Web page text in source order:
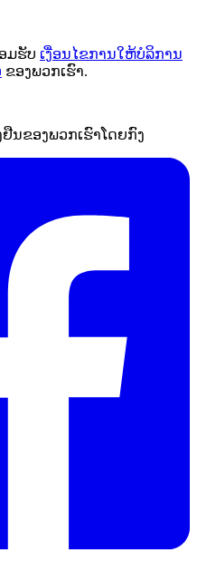
ມຮັບ ເງື່ອນໄຂການໃຫ້ບໍລິການ
ຂອງພວກເຮົາ.
ນຂອງພວກເຮົາໂດຍກົງ